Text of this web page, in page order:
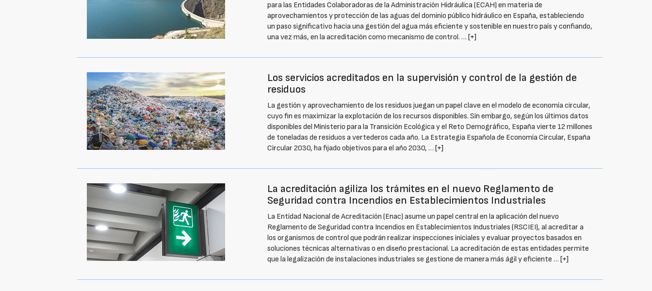
para las Entidades Colaboradoras de la Administración Hidráulica (ECAH) en materia de
aprovechamientos y protección de las aguas del dominio público hidráulico en España, estableciendo
un paso significativo hacia una gestión del agua más eficiente y sostenible en nuestro país y confiando,
una vez más, en la acreditación como mecanismo de control. …[+]
Los servicios acreditados en la supervisión y control de la gestión de
residuos
La gestión y aprovechamiento de los residuos juegan un papel clave en el modelo de economía circular,
cuyo fin es maximizar la explotación de los recursos disponibles. Sin embargo, según los últimos datos
disponibles del Ministerio para la Transición Ecológica y el Reto Demográfico, España vierte 12 millones
de toneladas de residuos a vertederos cada año. La Estrategia Española de Economía Circular, España
Circular 2030, ha fijado objetivos para el año 2030, …[+]
La acreditación agiliza los trámites en el nuevo Reglamento de
Seguridad contra Incendios en Establecimientos Industriales
La Entidad Nacional de Acreditación (Enac) asume un papel central en la aplicación del nuevo
Reglamento de Seguridad contra Incendios en Establecimientos Industriales (RSCIEI), al acreditar a
los organismos de control que podrán realizar inspecciones iniciales y evaluar proyectos basados en
soluciones técnicas alternativas o en diseño prestacional. La acreditación de estas entidades permite
que la legalización de instalaciones industriales se gestione de manera más ágil y eficiente …[+]